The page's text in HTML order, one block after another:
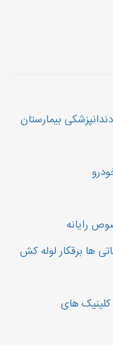
بیمارستان
رایانه
ها برقکار لوله کش
های